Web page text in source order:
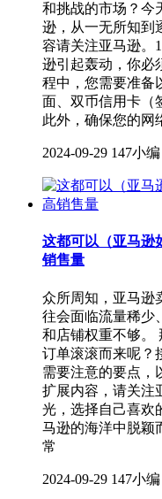
和挑战的市场？今
逊，从一无所知到
容请关注亚马逊。
逊引起轰动，你必
程中，您需要准备
面、双币信用卡（
此外，确保您的网
2024-09-29 147小编
这都可以（亚马逊
销售量
众所周知，亚马逊
往会面临流量稀少
和店铺权重不够。
订单滚滚而来呢？
需要注意的要点，
扩展内容，请关注
光，选择自己喜欢
马逊的海洋中脱颖
常
2024-09-29 147小编